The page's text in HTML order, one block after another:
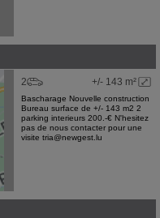
+/- 143 m²
2
Bascharage Nouvelle construction
Bureau surface de +/- 143 m2 2
parking interieurs 200.-€ N'hesitez
pas de nous contacter pour une
visite tria@newgest.lu